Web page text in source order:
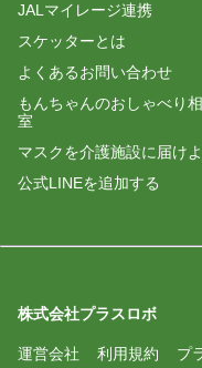
JALマイレージ連携
スケッターとは
よくあるお問い合わせ
もんちゃんのおしゃべり
室
マスクを介護施設に届け
公式LINEを追加する
株式会社プラスロボ
運営会社 利用規約 プ